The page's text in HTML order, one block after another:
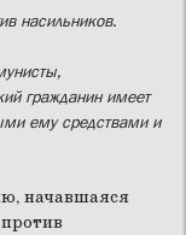
насильников.
гражданин имеет
ему средствами и
начавшаяся